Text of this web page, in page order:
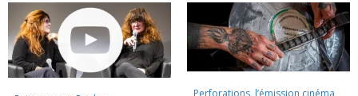
Perforations, l’émission cinéma